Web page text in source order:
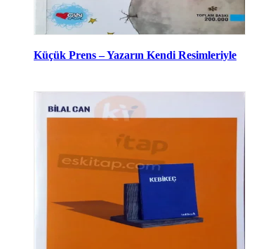
Küçük Prens – Yazarın Kendi Resimleriyle